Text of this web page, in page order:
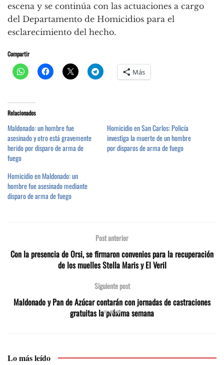
escena y se continúa con las actuaciones a cargo
del Departamento de Homicidios para el
esclarecimiento del hecho.
Compartir
Más
Relacionados
Maldonado: un hombre fue
asesinado y otro está gravemente
herido por disparo de arma de
fuego
Homicidio en San Carlos: Policía
investiga la muerte de un hombre
por disparos de arma de fuego
Homicidio en Maldonado: un
hombre fue asesinado mediante
disparo de arma de fuego
Post anterior
Con la presencia de Orsi, se firmaron convenios para la recuperación
de los muelles Stella Maris y El Veril
Siguiente post
Maldonado y Pan de Azúcar contarán con jornadas de castraciones
gratuitas la próxima semana
Lo más leído